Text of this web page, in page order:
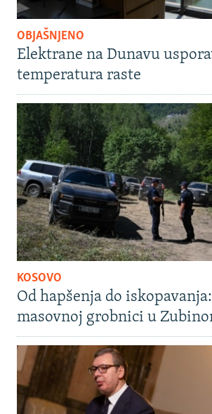
OBJAŠNJENO
Elektrane na Dunavu
temperatura raste
KOSOVO
Od hapšenja do
masovnoj grobnici u